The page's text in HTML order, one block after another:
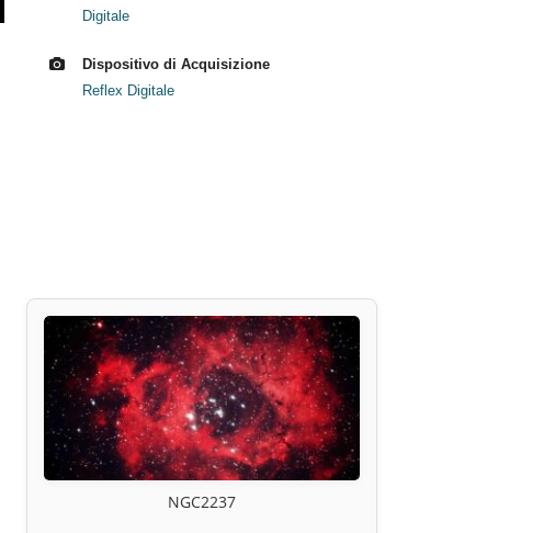
Digitale
Dispositivo di Acquisizione
Reflex Digitale
NGC2237